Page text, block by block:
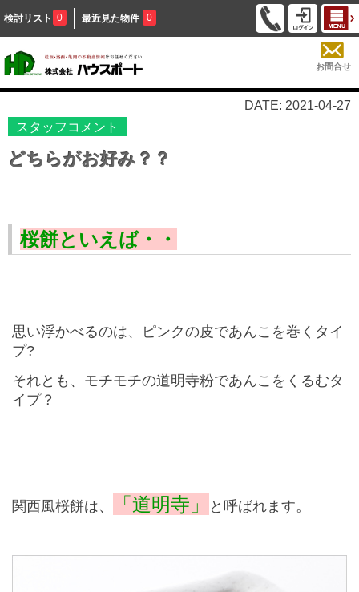
検討リスト 0 最近見た物件 0
お問合せ
DATE: 2021-04-27
スタッフコメント
どちらがお好み？？
桜餅といえば・・
思い浮かべるのは、ピンクの皮であんこを巻くタイ
プ?
それとも、モチモチの道明寺粉であんこをくるむタ
イプ？
関西風桜餅は、 「道明寺」 と呼ばれます。